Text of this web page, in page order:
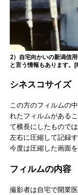
2）自宅向かいの新潟信
と言う情報もあります
シネスコサイズ
この方のフィルムの
れたフィルムがある
て横長にしたもので
左右に圧縮して記録
今度は圧縮した画面
フィルムの内容
撮影者は自宅で開業